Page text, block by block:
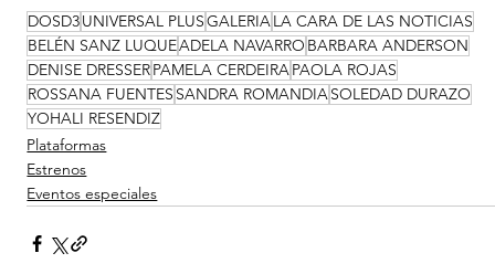
DOSD3UNIVERSAL PLUSGALERIALA CARA DE LAS NOTICIAS
BELÉN SANZ LUQUEADELA NAVARRO BARBARA ANDERSON
DENISE DRESSERPAMELA CERDEIRAPAOLA ROJAS
ROSSANA FUENTES SANDRA ROMANDIASOLEDAD DURAZO
YOHALI RESENDIZ
Plataformas
Estrenos
Eventos especiales